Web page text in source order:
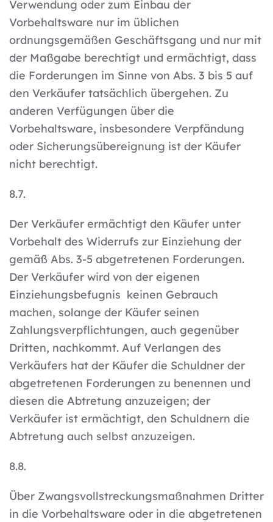
Verwendung oder zum Einbau der
Vorbehaltsware nur im üblichen
ordnungsgemäßen Geschäftsgang und nur mit
der Maßgabe berechtigt und ermächtigt, dass
die Forderungen im Sinne von Abs. 3 bis 5 auf
den Verkäufer tatsächlich übergehen. Zu
anderen Verfügungen über die
Vorbehaltsware, insbesondere Verpfändung
oder Sicherungsübereignung ist der Käufer
nicht berechtigt.
8.7.
Der Verkäufer ermächtigt den Käufer unter
Vorbehalt des Widerrufs zur Einziehung der
gemäß Abs. 3-5 abgetretenen Forderungen.
Der Verkäufer wird von der eigenen
Einziehungsbefugnis keinen Gebrauch
machen, solange der Käufer seinen
Zahlungsverpflichtungen, auch gegenüber
Dritten, nachkommt. Auf Verlangen des
Verkäufers hat der Käufer die Schuldner der
abgetretenen Forderungen zu benennen und
diesen die Abtretung anzuzeigen; der
Verkäufer ist ermächtigt, den Schuldnern die
Abtretung auch selbst anzuzeigen.
8.8.
Über Zwangsvollstreckungsmaßnahmen Dritter
in die Vorbehaltsware oder in die abgetretenen